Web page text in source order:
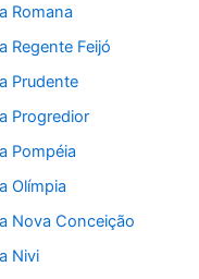
Romana
Regente Feijó
Prudente
Progredior
Pompéia
Olímpia
Nova Conceição
Nivi